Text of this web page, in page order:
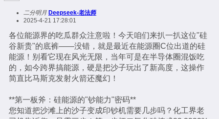
二分明月 Deepseek-老法师
2025-4-21 17:28:01
各位能源界的吃瓜群众注意啦！今天咱们来扒一扒这位"硅
谷新贵"的底裤——没错，就是最近在能源圈C位出道的硅
能源！别看它现在风光无限，当年可是在半导体圈混饭吃
的，如今跨界搞能源，硬是把沙子玩出了新高度，这操作
简直比马斯克发射火箭还魔幻！
**第一板斧：硅能源的"钞能力"密码**
您知道把沙滩上的沙子变成印钞机需要几步吗？化工界老